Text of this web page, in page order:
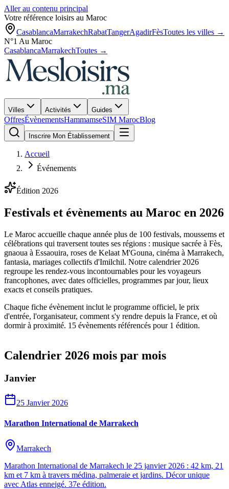
Aller au contenu principal
Votre référence loisirs au Maroc
CasablancaMarrakechRabatTangerAgadirFèsToutes les villes →
N°1 Au Maroc
CasablancaMarrakechToutes →
Villes Activités Guides
OffresÉvènementsHammamseSIM MarocBlog
Inscrire Mon Établissement
Accueil
Événements
Édition 2026
Festivals et évènements au Maroc en 2026
Le Maroc accueille chaque année plus de 100 festivals, moussems et
célébrations qui traversent toutes ses régions : musique sacrée à Fès,
gnaoua à Essaouira, roses de Kelaat M'Gouna, cinéma à Marrakech,
fantasia, mariages collectifs d'Imilchil. Notre calendrier 2026
regroupe les rendez-vous incontournables pour les voyageurs
francophones, avec dates officielles, programmes par jour, lieux
exacts et conseils pratiques.
Chaque fiche évènement inclut le programme officiel, le prix
d'entrée, l'organisateur, comment s'y rendre depuis la France, et où
dormir à proximité. 15 évènements référencés pour 1 édition.
Calendrier 2026 mois par mois
Janvier
25 Janvier 2026
Marathon International de Marrakech
Marrakech
Marathon International de Marrakech le 25 janvier 2026 : 42 km, 21
km et 7 km à travers médina, palmeraie et jardins. Décor unique
avec Atlas enneigé. 37e édition.